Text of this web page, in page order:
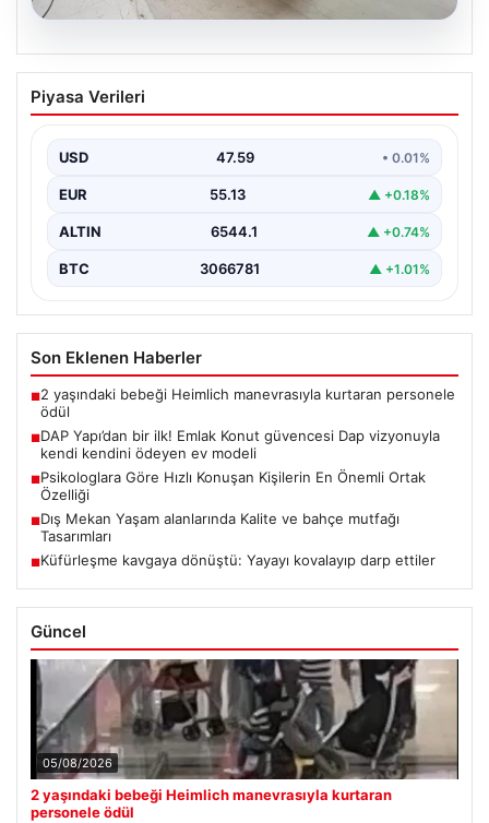
04.08.2026
Dış Mekan Yaşam alanlarında Kalite ve
bahçe mutfağı Tasarımları
konutların en önemli alanlarından bir tanesi durumuna
ulaşmıştır.…
Piyasa Verileri
USD 47.59 • 0.01%
EUR 55.13 ▲ +0.18%
ALTIN 6544.1 ▲ +0.74%
BTC 3066781 ▲ +1.01%
Son Eklenen Haberler
■2 yaşındaki bebeği Heimlich manevrasıyla kurtaran personele
ödül
■DAP Yapı’dan bir ilk! Emlak Konut güvencesi Dap vizyonuyla
kendi kendini ödeyen ev modeli
■Psikologlara Göre Hızlı Konuşan Kişilerin En Önemli Ortak
Özelliği
■Dış Mekan Yaşam alanlarında Kalite ve bahçe mutfağı
Tasarımları
■Küfürleşme kavgaya dönüştü: Yayayı kovalayıp darp ettiler
Güncel
05/08/2026
2 yaşındaki bebeği Heimlich manevrasıyla kurtaran
personele ödül